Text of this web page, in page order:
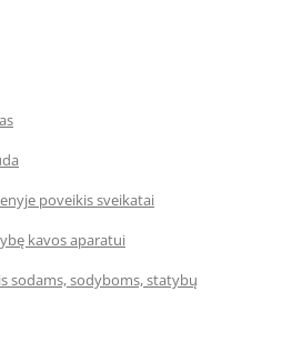
poveikis sveikatai
kavos aparatui
sodams, sodyboms, statybų